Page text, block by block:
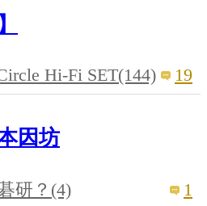
Hi-Fi SET(144) 19
因坊
研？(4) 1